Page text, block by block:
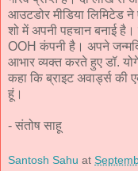
आउटडोर मीडिया लिमिटेड ने
शो में अपनी पहचान बनाई
OOH कंपनी है। अपने
आभार व्यक्त करते हुए डॉ.
कहा कि ब्राइट अवार्ड्स की
हूं।
- संतोष साहू
Santosh Sahu at